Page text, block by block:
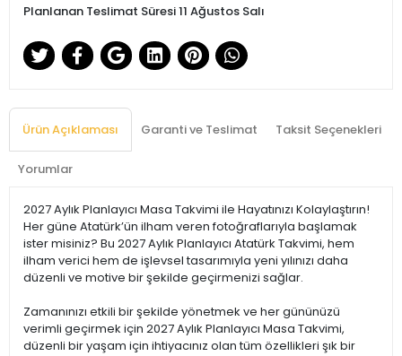
Planlanan Teslimat Süresi 11 Ağustos Salı
Ürün Açıklaması Garanti ve Teslimat Taksit Seçenekleri
Yorumlar
2027 Aylık Planlayıcı Masa Takvimi ile Hayatınızı Kolaylaştırın!
Her güne Atatürk’ün ilham veren fotoğraflarıyla başlamak
ister misiniz? Bu 2027 Aylık Planlayıcı Atatürk Takvimi, hem
ilham verici hem de işlevsel tasarımıyla yeni yılınızı daha
düzenli ve motive bir şekilde geçirmenizi sağlar.
Zamanınızı etkili bir şekilde yönetmek ve her gününüzü
verimli geçirmek için 2027 Aylık Planlayıcı Masa Takvimi,
düzenli bir yaşam için ihtiyacınız olan tüm özellikleri şık bir